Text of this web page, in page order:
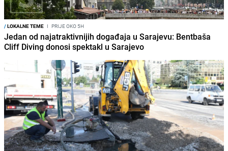
/LOKALNE TEME I PRIJE OKO 5H
Jedan od najatraktivnijih događaja u Sarajevu: Bentbaša
Cliff Diving donosi spektakl u Sarajevo